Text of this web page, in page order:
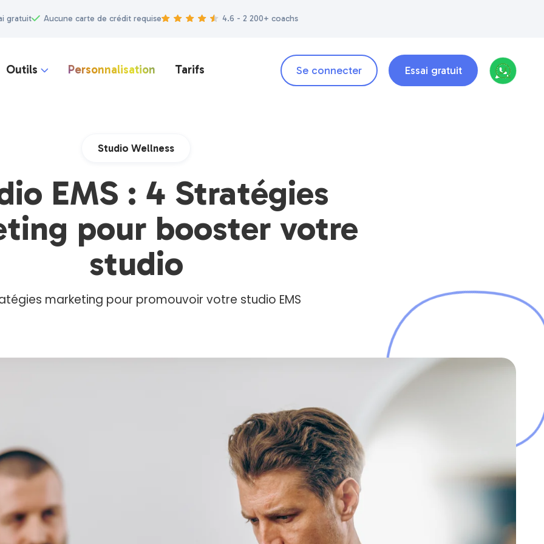
gratuit Aucune carte de crédit requise 4.6 - 2 200+ coachs
Outils  Personnalisation Tarifs Se connecter Essai gratuit
Studio Wellness
EMS : 4 Stratégies
pour booster votre
studio
marketing pour promouvoir votre studio EMS